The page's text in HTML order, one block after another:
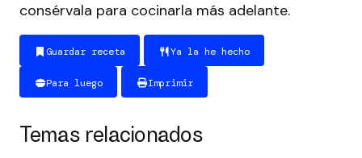
consérvala para cocinarla más adelante.
Guardar receta Ya la he hecho
Para luego Imprimir
Temas relacionados